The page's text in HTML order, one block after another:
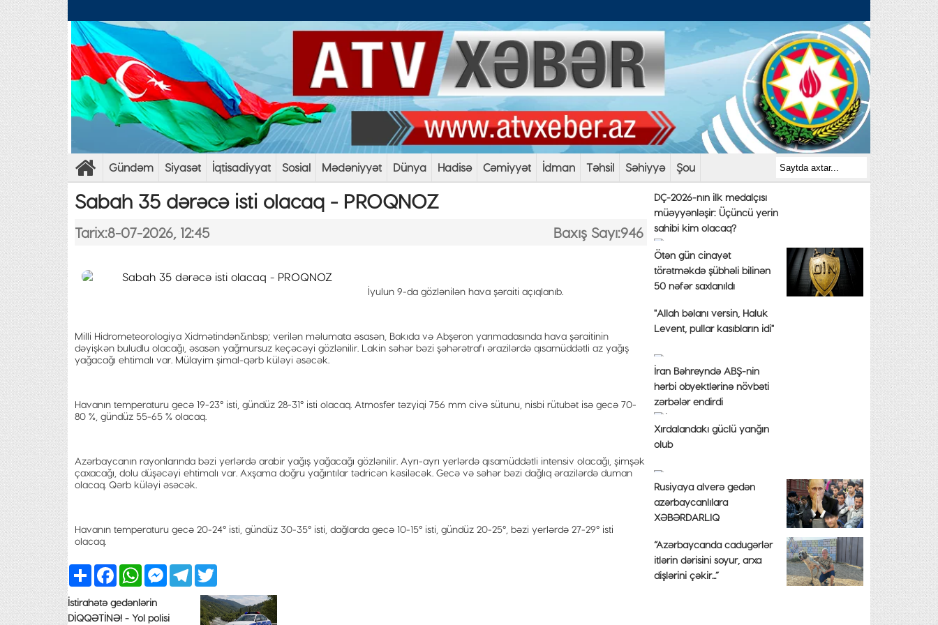
Gündəm Siyasət İqtisadiyyat Sosial Mədəniyyət Dünya Hadisə Cəmiyyət İdman Təhsil Səhiyyə Şou
Sabah 35 dərəcə isti olacaq - PROQNOZ
Tarix:8-07-2026, 12:45 Baxış Sayı:946
İyulun 9-da gözlənilən hava şəraiti açıqlanıb.
Milli Hidrometeorologiya Xidmətindən&nbsp; verilən məlumata əsasən, Bakıda və Abşeron yarımadasında hava şəraitinin
dəyişkən buludlu olacağı, əsasən yağmursuz keçəcəyi gözlənilir. Lakin səhər bəzi şəhərətrafı ərazilərdə qısamüddətli az yağış
yağacağı ehtimalı var. Mülayim şimal-qərb küləyi əsəcək.
Havanın temperaturu gecə 19-23° isti, gündüz 28-31° isti olacaq. Atmosfer təzyiqi 756 mm civə sütunu, nisbi rütubət isə gecə 70-
80 %, gündüz 55-65 % olacaq.
Azərbaycanın rayonlarında bəzi yerlərdə arabir yağış yağacağı gözlənilir. Ayrı-ayrı yerlərdə qısamüddətli intensiv olacağı, şimşək
çaxacağı, dolu düşəcəyi ehtimalı var. Axşama doğru yağıntılar tədricən kəsiləcək. Gecə və səhər bəzi dağlıq ərazilərdə duman
olacaq. Qərb küləyi əsəcək.
Havanın temperaturu gecə 20-24° isti, gündüz 30-35° isti, dağlarda gecə 10-15° isti, gündüz 20-25°, bəzi yerlərdə 27-29° isti
olacaq.
ShareFacebookWhatsApp
Messenger
Telegram
DÇ-2026-nın ilk medalçısı
müəyyənləşir: Üçüncü yerin
sahibi kim olacaq?
Ötən gün cinayət
törətməkdə şübhəli bilinən
50 nəfər saxlanıldı
"Allah bəlanı versin, Haluk
Levent, pullar kasıbların idi"
İran Bəhreyndə ABŞ-nin
hərbi obyektlərinə növbəti
zərbələr endirdi
Xırdalandakı güclü yanğın
olub
Rusiyaya alverə gedən
azərbaycanlılara
XƏBƏRDARLIQ
“Azərbaycanda cadugərlər
itlərin dərisini soyur, arxa
dişlərini çəkir...”
İstirahətə gedənlərin
DİQQƏTİNƏ! - Yol polisi